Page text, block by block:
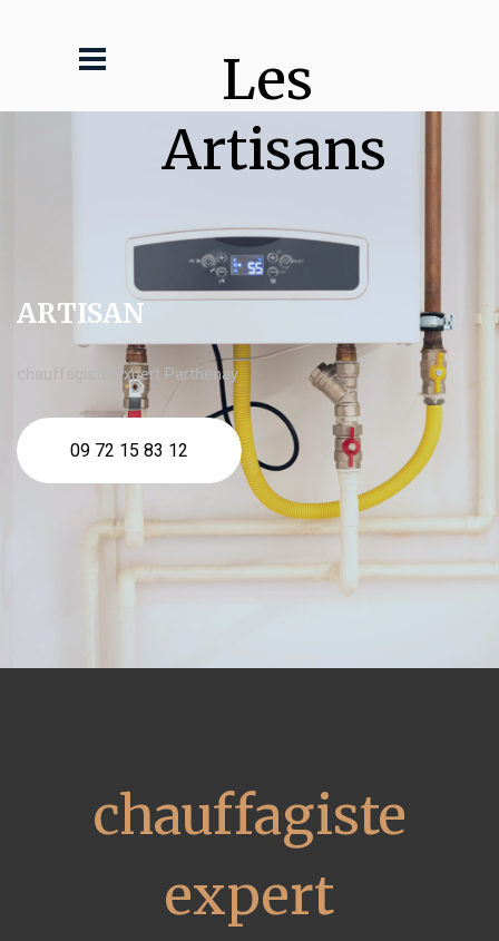
Les
Artisans
ARTISAN
chauffagiste expert Parthenay
09 72 15 83 12
chauffagiste
expert